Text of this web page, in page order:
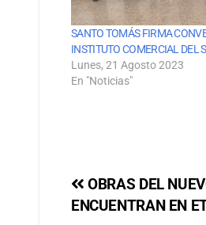
SANTO TOMÁS FIRMA
INSTITUTO COMERCIAL DEL
Lunes, 21 Agosto 2023
En "Noticias"
OBRAS DEL
ENCUENTRAN EN